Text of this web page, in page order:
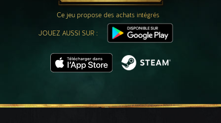
Ce jeu propose des achats intégrés
JOUEZ AUSSI SUR :